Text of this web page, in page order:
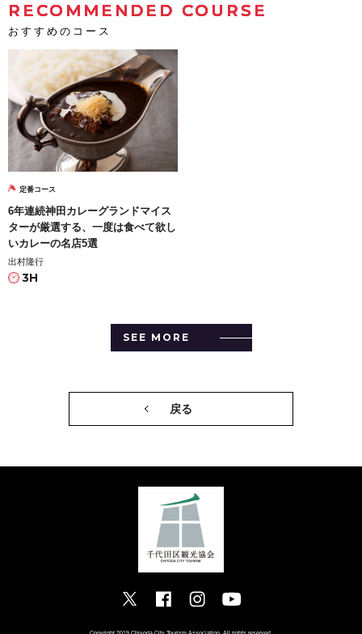
RECOMMENDED COURSE
おすすめのコース
定番コース
6年連続神田カレーグランドマイス
ターが厳選する、一度は食べて欲し
いカレーの名店5選
出村隆行
3H
SEE MORE
戻る